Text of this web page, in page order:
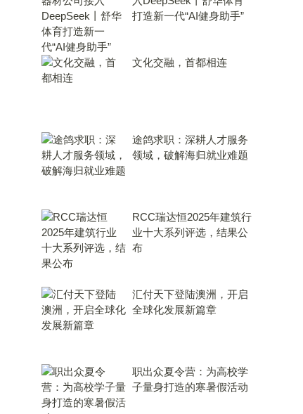
打造新一代“AI健身助手”
文化交融，首都相连
途鸽求职：深耕人才服务
领域，破解海归就业难题
RCC瑞达恒2025年建筑行
业十大系列评选，结果公
布
汇付天下登陆澳洲，开启
全球化发展新篇章
职出众夏令营：为高校学
子量身打造的寒暑假活动